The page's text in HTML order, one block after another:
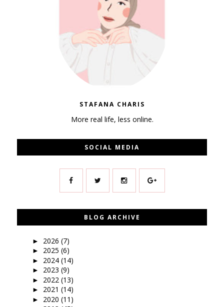
STAFANA CHARIS
More real life, less online.
SOCIAL MEDIA
BLOG ARCHIVE
► 2026 (7)
► 2025 (6)
► 2024 (14)
► 2023 (9)
► 2022 (13)
► 2021 (14)
► 2020 (11)